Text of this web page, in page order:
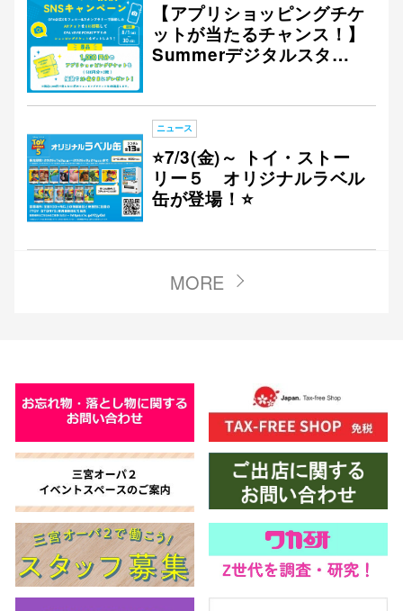
【アプリショッピングチケ
ットが当たるチャンス！】
Summerデジタルスタン
ニュース
⭐7/3(金)～ トイ・ストー
リー５ オリジナルラベル
缶が登場！⭐
MORE